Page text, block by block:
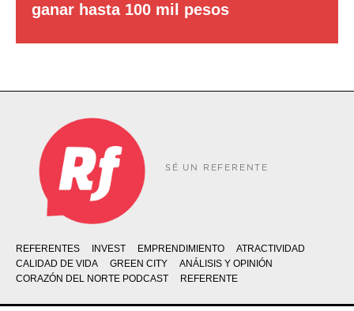
ganar hasta 100 mil pesos
SÉ UN REFERENTE
REFERENTES INVEST EMPRENDIMIENTO
ATRACTIVIDAD
CALIDAD DE VIDA
GREEN CITY
ANÁLISIS Y OPINIÓN
CORAZÓN DEL NORTE PODCAST
REFERENTE